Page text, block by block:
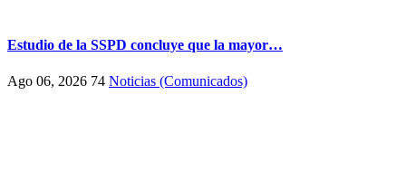
Estudio de la SSPD concluye que la mayor…
Ago 06, 2026 74 Noticias (Comunicados)